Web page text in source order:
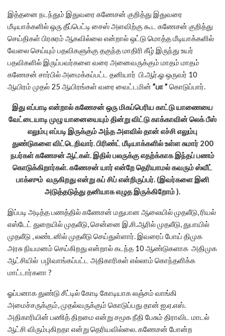
இத்தனை நடந்தும் இதுவரை கணேசன் குறித்து இதுவரை
மீடியாக்களில் ஒரு தீப்பெட்டி சைஸ் அளவிற்கு கூட கணேசன் குறித்து
செய்திகள் பிரசுரம் ஆகவில்லை என்றால் ஒட்டு மொத்த மீடியாக்களில்
வேலை செய்யும் பதவிகளுக்கு தகுந்த மாதிரி கீழ் இருந்து உயர்
பதவிகளில் இருப்பவர்களை வரை அனைவருக்கும் மாதம் மாதம்
கணேசன் சார்பில் அமைக்கப்பட்ட தனியார் பி.ஆர்.ஓ ஒருவர் 10
ஆயிரம் முதல் 25 ஆயிரங்கள் வரை வைட்டமின் ”பா ” கொடுப்பார்.
இது எப்பாடி என்றால் கணேசன் ஒரு மிகப்பெரிய காட்டு யாணையை
வேட்டையாடி முழு யானையையும் தின்று விட்டு காக்காவின் லெக் பீஸ்
எலும்பு எப்படி இருக்கும் அந்த அளவில் தான் எச்சி எலும்பு
துண்டுகளை விட்டெறிவார். பிரிண்ட் மீடியாக்களில் உள்ள சுமார் 200
நபர்கள் கணேசன் ஆட்கள். இதில் பலருக்கு எதற்க்காக இந்தப் பணம்
கொடுக்கிறார்கள். கணேசன் யார் என்றே தெரியாமல் கவரும் ஸ்வீட்
பாக்ஸும் வருகிறது என்று கப் சிப் என்றிருப்பர். (இவர்களை இனி
அடுத்தடுத்து தனியாக எழுத இருக்கிறோம் ).
இப்படி அடித்த பணத்தில் கணேசன் மதுபான ஆலையில் முதலீடு, ரியல்
எஸ்டேட் துறையில் முதலீடு, சென்னை இ.சி.ஆரில் முதலீடு, துபாயில்
முதலீடு , லண்டனில் முதலீடு செய்துள்ளார். இவரைப் போய் திமுக
அரசு நியமனம் செய்கிறது என்றால் கடந்த 10 ஆண்டுகளாக அதிமுக
ஆட்சியில் பழிவாங்கப்பட்ட அதிகாரிகள் எல்லாம் கொந்தளிக்க
மாட்டார்களா ?
ஓப்பனாக துண்டு சீட்டில் கோடி கோடியாக லஞ்சம் வாங்கி
அமைச்சருக்கும், முதல்வருக்கும் கொடுப்பது தான் ஐ.ஏ.எஸ்.
அதிகாரியின் பணித் திறமை என்று சமூக நீதி பேசும் திராவிட மாடல்
ஆட்சி விரும்புகிறதா என்று தெரியவில்லை. கணேசன் போன்ற